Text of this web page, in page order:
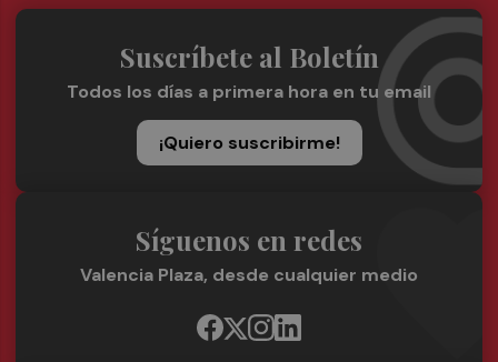
Suscríbete al Boletín
Todos los días a primera hora en tu email
¡Quiero suscribirme!
Síguenos en redes
Valencia Plaza, desde cualquier medio